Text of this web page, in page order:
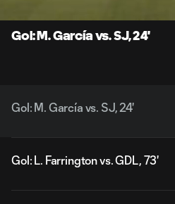
Gol: M. García vs. SJ, 24'
Gol: M. García vs. SJ, 24'
Gol: L. Farrington vs. GDL, 73'